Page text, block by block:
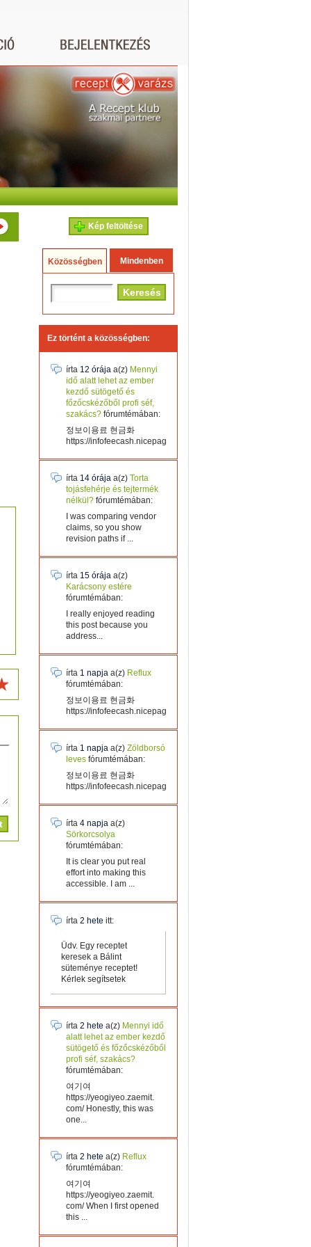
Kép feltöltése
Közösségben Mindenben
Ez történt a közösségben:
írta 12 órája a(z) Mennyi
idő alatt lehet az ember
kezdő sütögető és
főzőcskézőből profi séf,
szakács? fórumtémában:
정보이용료 현금화
https://infofeecash.nicepage...
írta 14 órája a(z) Torta
tojásfehérje és tejtermék
nélkül? fórumtémában:
I was comparing vendor
claims, so you show
revision paths if ...
írta 15 órája a(z)
Karácsony estére
fórumtémában:
I really enjoyed reading
this post because you
address...
írta 1 napja a(z) Reflux
fórumtémában:
정보이용료 현금화
https://infofeecash.nicepage...
írta 1 napja a(z) Zöldborsó
leves fórumtémában:
정보이용료 현금화
https://infofeecash.nicepage...
írta 4 napja a(z)
Sörkorcsolya
fórumtémában:
It is clear you put real
effort into making this
accessible. I am ...
írta 2 hete itt:
Üdv. Egy receptet
keresek a Bálint
süteménye receptet!
Kérlek segítsetek
írta 2 hete a(z) Mennyi idő
alatt lehet az ember kezdő
sütögető és főzőcskézőből
profi séf, szakács?
fórumtémában:
여기여
https://yeogiyeo.zaemit.
com/ Honestly, this was
one...
írta 2 hete a(z) Reflux
fórumtémában:
여기여
https://yeogiyeo.zaemit.
com/ When I first opened
this ...